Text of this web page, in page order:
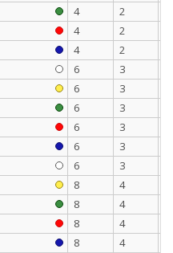
4 2
4 2
4 2
6 3
6 3
6 3
6 3
6 3
6 3
8 4
8 4
8 4
8 4